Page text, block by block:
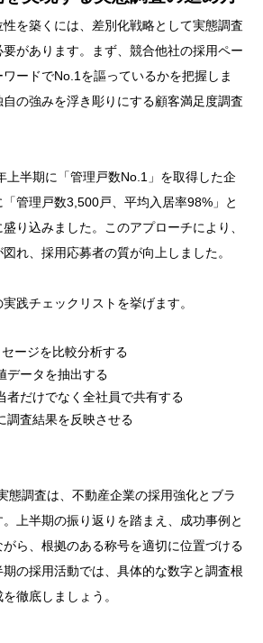
を築くには、差別化戦略として実態調査
があります。まず、競合他社の採用ペー
ードでNo.1を謳っているかを把握しま
の強みを浮き彫りにする顧客満足度調査
上半期に「管理戸数No.1」を取得した企
管理戸数3,500戸、平均入居率98%」と
り込みました。このアプローチにより、
れ、採用応募者の質が向上しました。
践チェックリストを挙げます。
ージを比較分析する
データを抽出する
者だけでなく全社員で共有する
調査結果を反映させる
態調査は、不動産企業の採用強化とブラ
上半期の振り返りを踏まえ、成功事例と
ら、根拠のある称号を適切に位置づける
の採用活動では、具体的な数字と調査根
徹底しましょう。